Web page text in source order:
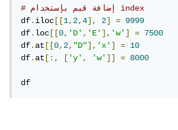
# إضافة قيم بإستخدام index
df.iloc [[1,2,4], 2] =
9999
df.loc [[0,'D','E'],'w'] =
7500
df.at [[0,2,"D"],'x'] =
10
df.at [:, ['y', 'w']] = 8000
df